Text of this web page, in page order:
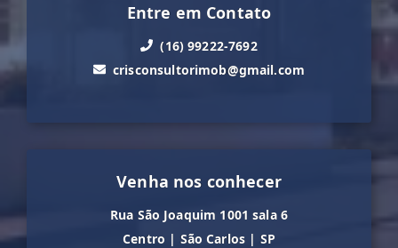
Entre em Contato
(16) 99222-7692
crisconsultorimob@gmail.com
Venha nos conhecer
Rua São Joaquim 1001 sala 6
Centro | São Carlos | SP